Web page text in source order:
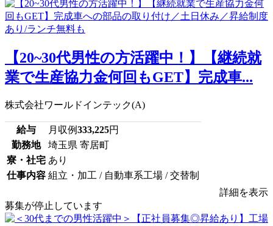
【20~30代男性の方活躍中！】【継続就
業で生産協力金何回もGET】完成車...
株式会社ワールドインテック(A)
給与 月収例333,225円
勤務地
埼玉県 寄居町
寮・社宅 あり
仕事内容 組立・加工 / 自動車系工場 / 交替制
詳細を表示
募集が停止しています